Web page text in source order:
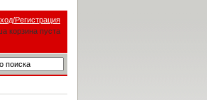
Регистрация
корзина пуста